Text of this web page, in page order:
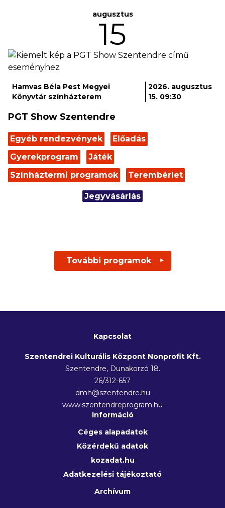
augusztus
15
Hamvas Béla Pest Megyei
Könyvtár színházterem
2026. augusztus
15. 09:30
PGT Show Szentendre
Egyéb rendezvények
Előadás
Gyerekprogram
Játék
Színháztermi programok
Terembérlet
Jegyvásárlás
További programok ▼
Kapcsolat
Szentendrei Kulturális Központ Nonprofit Kft.
Szentendre, Dunakorzó 18.
26/312-657
dmh@szentendre.hu
www.szentendreprogram.hu
Információ
Céges alapadatok
Közérdekű adatok
kozadat.hu
Adatkezelési tájékoztató
Archívum